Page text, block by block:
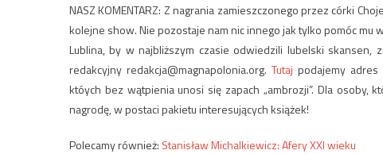
NASZ KOMENTARZ: Z nagrania zamieszczonego przez córki
kolejne show. Nie pozostaje nam nic innego jak tylko pomóc
Lublina, by w najbliższym czasie odwiedzili lubelski skansen,
redakcyjny redakcja@magnapolonia.org. Tutaj podajemy
któych bez wątpienia unosi się zapach „ambrozji”. Dla osoby,
nagrodę, w postaci pakietu interesujących książek!
Polecamy również: Stanisław Michalkiewicz: Afery XXI wieku